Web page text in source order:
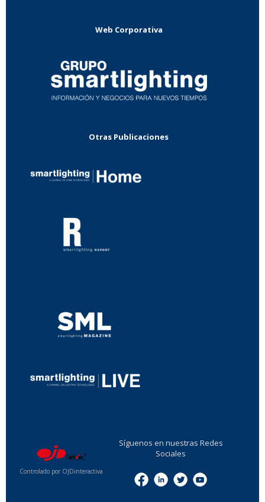
Web Corporativa
Otras Publicaciones
Controlado por OJDinteractiva
Síguenos en nuestras Redes
Sociales